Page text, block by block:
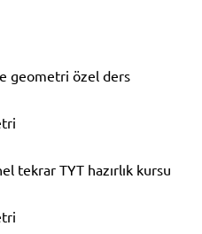
geometri özel ders
tekrar TYT hazırlık kursu